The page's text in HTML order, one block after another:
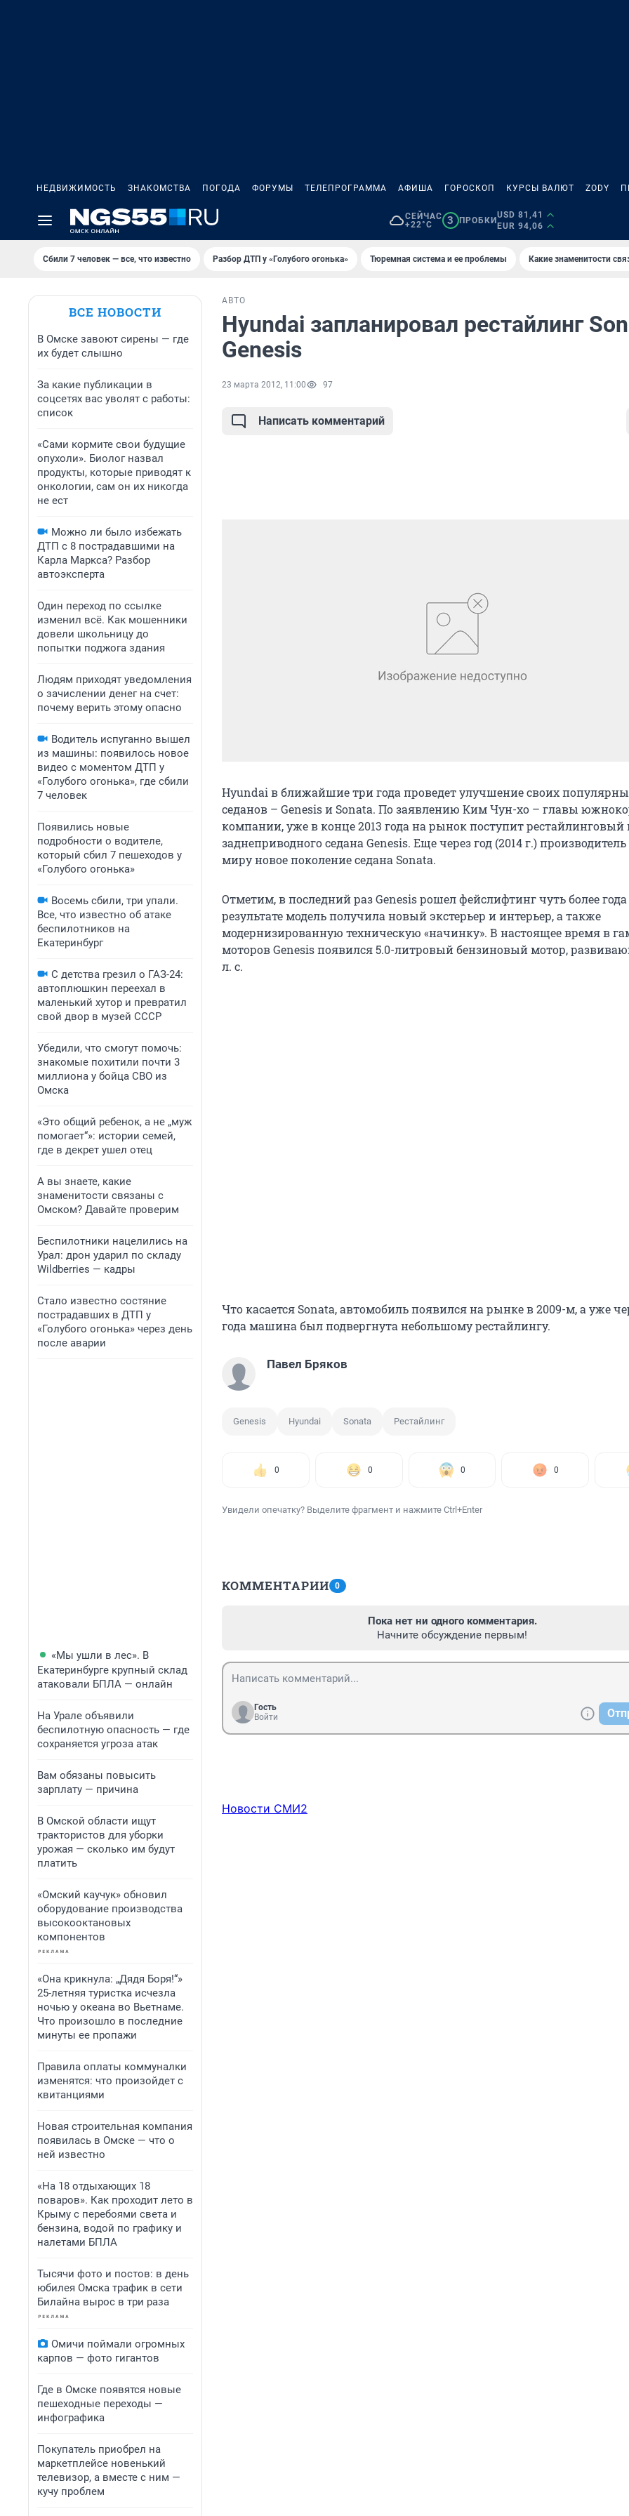
НЕДВИЖИМОСТЬ ЗНАКОМСТВА ПОГОДА ФОРУМЫ ТЕЛЕПРОГРАММА АФИША ГОРОСКОП КУРСЫ ВАЛЮТ ZODY
СЕЙЧАС
+22°C
3 ПРОБКИ
USD 81,41
EUR 94,06
Сбили 7 человек — все, что известно Разбор ДТП у «Голубого огонька» Тюремная система и ее проблемы Какие знаменитости
ВСЕ НОВОСТИ
В Омске завоют сирены — где
их будет слышно
За какие публикации в
соцсетях вас уволят с работы:
список
«Сами кормите свои будущие
опухоли». Биолог назвал
продукты, которые приводят к
онкологии, сам он их никогда
не ест
Можно ли было избежать
ДТП с 8 пострадавшими на
Карла Маркса? Разбор
автоэксперта
Один переход по ссылке
изменил всё. Как мошенники
довели школьницу до
попытки поджога здания
Людям приходят уведомления
о зачислении денег на счет:
почему верить этому опасно
Водитель испуганно вышел
из машины: появилось новое
видео с моментом ДТП у
«Голубого огонька», где сбили
7 человек
Появились новые
подробности о водителе,
который сбил 7 пешеходов у
«Голубого огонька»
Восемь сбили, три упали.
Все, что известно об атаке
беспилотников на
Екатеринбург
С детства грезил о ГАЗ-24:
автоплюшкин переехал в
маленький хутор и превратил
свой двор в музей СССР
Убедили, что смогут помочь:
знакомые похитили почти 3
миллиона у бойца СВО из
Омска
«Это общий ребенок, а не „муж
помогает“»: истории семей,
где в декрет ушел отец
А вы знаете, какие
знаменитости связаны с
Омском? Давайте проверим
Беспилотники нацелились на
Урал: дрон ударил по складу
Wildberries — кадры
Стало известно состяние
пострадавших в ДТП у
«Голубого огонька» через день
после аварии
«Мы ушли в лес». В
Екатеринбурге крупный склад
атаковали БПЛА — онлайн
На Урале объявили
беспилотную опасность — где
сохраняется угроза атак
Вам обязаны повысить
зарплату — причина
В Омской области ищут
трактористов для уборки
урожая — сколько им будут
платить
«Омский каучук» обновил
оборудование производства
высокооктановых
компонентов
«Она крикнула: „Дядя Боря!“»
25-летняя туристка исчезла
ночью у океана во Вьетнаме.
Что произошло в последние
минуты ее пропажи
Правила оплаты коммуналки
изменятся: что произойдет с
квитанциями
Новая строительная компания
появилась в Омске — что о
ней известно
«На 18 отдыхающих 18
поваров». Как проходит лето в
Крыму с перебоями света и
бензина, водой по графику и
налетами БПЛА
Тысячи фото и постов: в день
юбилея Омска трафик в сети
Билайна вырос в три раза
Омичи поймали огромных
карпов — фото гигантов
Где в Омске появятся новые
пешеходные переходы —
инфографика
Покупатель приобрел на
маркетплейсе новенький
телевизор, а вместе с ним —
кучу проблем
АВТО
Hyundai запланировал рестайлинг
Genesis
23 марта 2012, 11:00 97
Написать комментарий
Hyundai в ближайшие три года проведет улучшение своих
седанов – Genesis и Sonata. По заявлению Ким Чун-хо – главы
компании, уже в конце 2013 года на рынок поступит рестайлинговый
заднеприводного седана Genesis. Еще через год (2014 г.)
миру новое поколение седана Sonata.
Отметим, в последний раз Genesis рошел фейслифтинг чуть более
результате модель получила новый экстерьер и интерьер, а также
модернизированную техническую «начинку». В настоящее время в
моторов Genesis появился 5.0-литровый бензиновый мотор,
л. с.
Что касается Sonata, автомобиль появился на рынке в 2009-м, а уже
года машина был подвергнута небольшому рестайлингу.
Павел Бряков
Genesis Hyundai Sonata Рестайлинг
0 0 0 0
Увидели опечатку? Выделите фрагмент и нажмите Ctrl+Enter
КОММЕНТАРИИ 0
Пока нет ни одного комментария.
Начните обсуждение первым!
Гость
Войти
Новости СМИ2